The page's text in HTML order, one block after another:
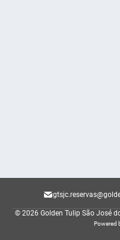
© 2026 Golden Tulip São José
Powered